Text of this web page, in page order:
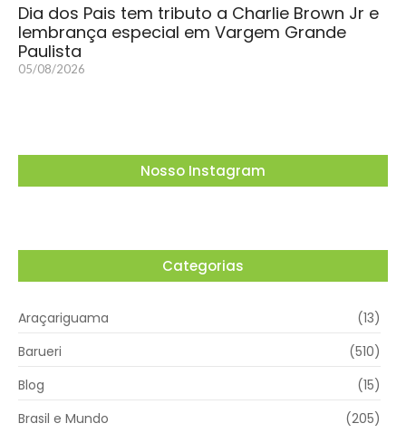
Dia dos Pais tem tributo a Charlie Brown Jr e
lembrança especial em Vargem Grande
Paulista
05/08/2026
Nosso Instagram
Categorias
Araçariguama
(13)
Barueri
(510)
Blog
(15)
Brasil e Mundo
(205)